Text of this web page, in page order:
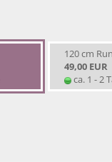
120 cm
49,00 EUR
ca. 1 - 2